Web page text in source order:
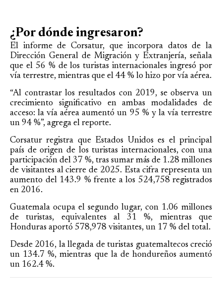
¿Por dónde ingresaron?
El informe de Corsatur, que incorpora datos de la
Dirección General de Migración y Extranjería, señala
que el 56 % de los turistas internacionales ingresó por
vía terrestre, mientras que el 44 % lo hizo por vía aérea.
“Al contrastar los resultados con 2019, se observa un
crecimiento significativo en ambas modalidades de
acceso: la vía aérea aumentó un 95 % y la vía terrestre
un 94 %”, agrega el reporte.
Corsatur registra que Estados Unidos es el principal
país de origen de los turistas internacionales, con una
participación del 37 %, tras sumar más de 1.28 millones
de visitantes al cierre de 2025. Esta cifra representa un
aumento del 143.9 % frente a los 524,758 registrados
en 2016.
Guatemala ocupa el segundo lugar, con 1.06 millones
de turistas, equivalentes al 31 %, mientras que
Honduras aportó 578,978 visitantes, un 17 % del total.
Desde 2016, la llegada de turistas guatemaltecos creció
un 134.7 %, mientras que la de hondureños aumentó
un 162.4 %.